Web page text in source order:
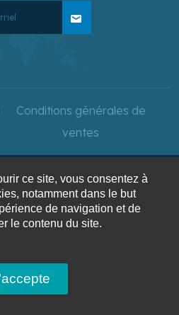
mail
Conditions générales de
ventes
ce site, vous consentez à
notamment dans le but
de navigation et de
le contenu du site.